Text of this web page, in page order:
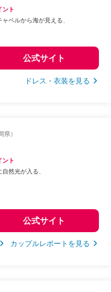
ント
ャペルから海が見える
公式サイト
ドレス・衣装を見る
県）
ント
自然光が入る
公式サイト
カップルレポートを見る